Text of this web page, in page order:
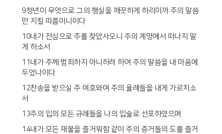
9청년이 무엇으로 그의 행실을 깨끗하게 하리이까 주의 말씀
만 지킬 따름이니이다
10내가 전심으로 주를 찾았사오니 주의 계명에서 떠나지 말
게 하소서
11내가 주께 범죄하지 아니하려 하여 주의 말씀을 내 마음에
두었나이다
12찬송을 받으실 주 여호와여 주의 율례들을 내게 가르치소
서
13주의 입의 모든 규례들을 나의 입술로 선포하였으며
14내가 모든 재물을 즐거워함 같이 주의 증거들의 도를 즐거